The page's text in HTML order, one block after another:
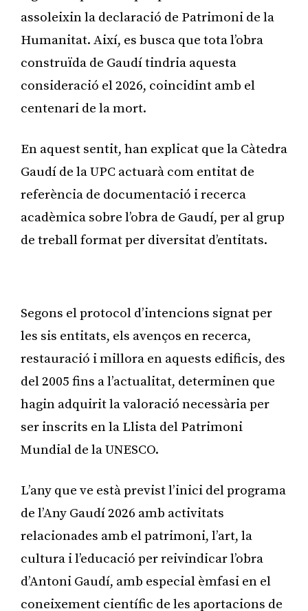
assoleixin la declaració de Patrimoni de la
Humanitat. Així, es busca que tota l’obra
construïda de Gaudí tindria aquesta
consideració el 2026, coincidint amb el
centenari de la mort.
En aquest sentit, han explicat que la Càtedra
Gaudí de la UPC actuarà com entitat de
referència de documentació i recerca
acadèmica sobre l’obra de Gaudí, per al grup
de treball format per diversitat d’entitats.
Segons el protocol d’intencions signat per
les sis entitats, els avenços en recerca,
restauració i millora en aquests edificis, des
del 2005 fins a l’actualitat, determinen que
hagin adquirit la valoració necessària per
ser inscrits en la Llista del Patrimoni
Mundial de la UNESCO.
L’any que ve està previst l’inici del programa
de l’Any Gaudí 2026 amb activitats
relacionades amb el patrimoni, l’art, la
cultura i l’educació per reivindicar l’obra
d’Antoni Gaudí, amb especial èmfasi en el
coneixement científic de les aportacions de